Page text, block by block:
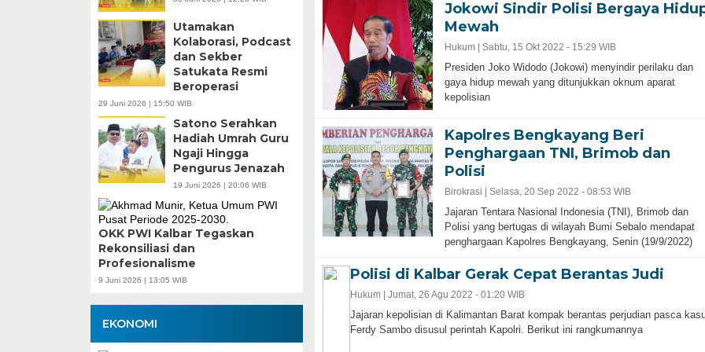
Utamakan
Kolaborasi, Podcast
dan Sekber
Satukata Resmi
Beroperasi
29 Juni 2026 | 15:50 WIB
Satono Serahkan
Hadiah Umrah Guru
Ngaji Hingga
Pengurus Jenazah
19 Juni 2026 | 20:06 WIB
OKK PWI Kalbar Tegaskan
Rekonsiliasi dan
Profesionalisme
9 Juni 2026 | 13:05 WIB
EKONOMI
Jokowi Sindir Polisi Bergaya
Mewah
Hukum | Sabtu, 15 Okt 2022 - 15:29 WIB
Presiden Joko Widodo (Jokowi) menyindir perilaku dan
gaya hidup mewah yang ditunjukkan oknum aparat
kepolisian
Kapolres Bengkayang Beri
Penghargaan TNI, Brimob dan
Polisi
Birokrasi | Selasa, 20 Sep 2022 - 08:53 WIB
Jajaran Tentara Nasional Indonesia (TNI), Brimob dan
Polisi yang bertugas di wilayah Bumi Sebalo mendapat
penghargaan Kapolres Bengkayang, Senin (19/9/2022)
Polisi di Kalbar Gerak Cepat Berantas Judi
Hukum | Jumat, 26 Agu 2022 - 01:20 WIB
Jajaran kepolisian di Kalimantan Barat kompak berantas perjudian pasca
Ferdy Sambo disusul perintah Kapolri. Berikut ini rangkumannya